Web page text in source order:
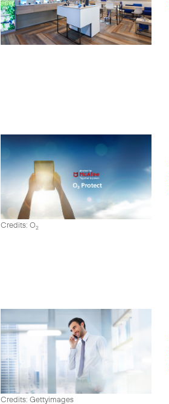
Credits: O2
Credits: Gettyimages